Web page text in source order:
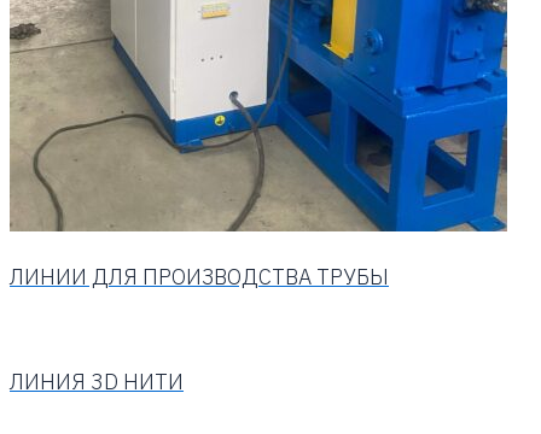
ЛИНИИ ДЛЯ ПРОИЗВОДСТВА ТРУБЫ
ЛИНИЯ 3D НИТИ